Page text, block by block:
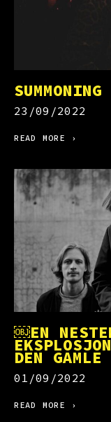
23/09/2022
READ MORE ›
￼EN
DEN GAMLE
01/09/2022
READ MORE ›